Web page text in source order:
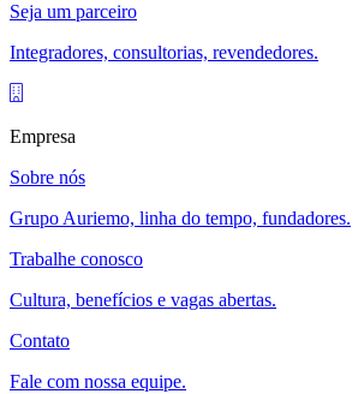
Seja um parceiro
Integradores, consultorias, revendedores.
Empresa
Sobre nós
Grupo Auriemo, linha do tempo, fundadores.
Trabalhe conosco
Cultura, benefícios e vagas abertas.
Contato
Fale com nossa equipe.